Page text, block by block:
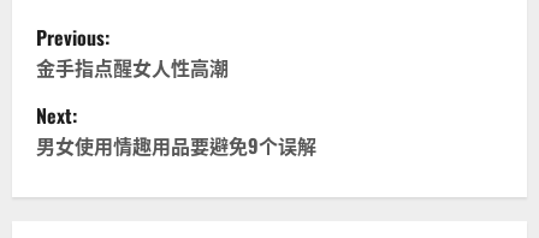
P
o
s
Previous:
金手指点醒女人性高潮
Next:
男女使用情趣用品要避免9个误解